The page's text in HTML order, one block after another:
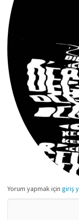
Yorum yapmak için giriş